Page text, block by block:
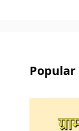
Popular